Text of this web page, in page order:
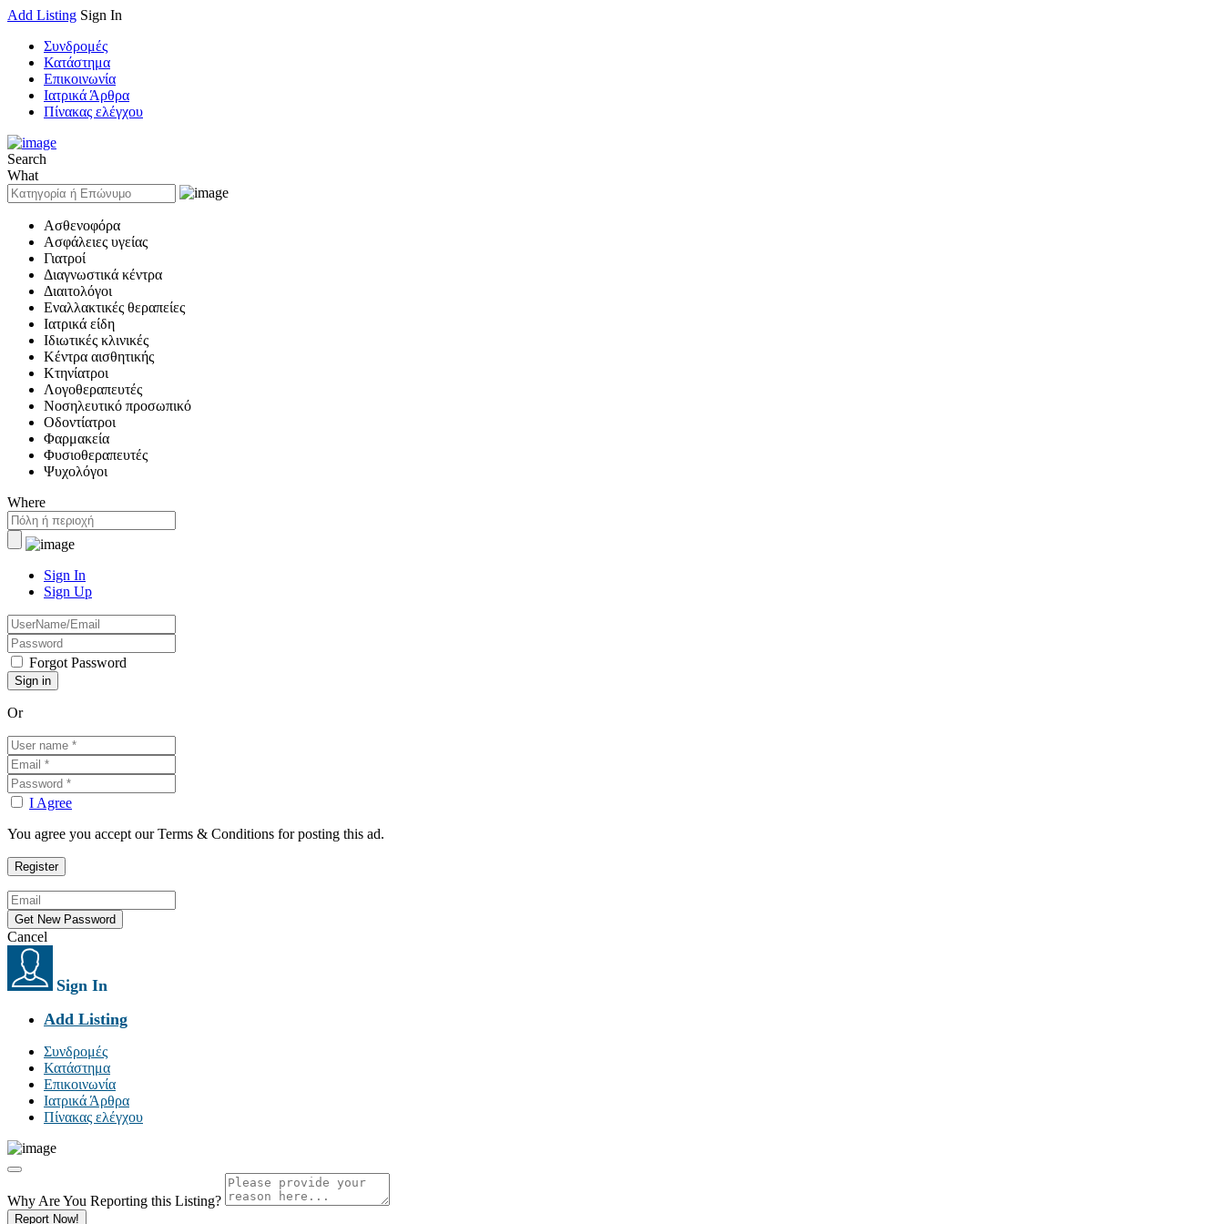
Add Listing Sign In
Συνδρομές
Κατάστημα
Επικοινωνία
Ιατρικά Άρθρα
Πίνακας ελέγχου
Search
What
Ασθενοφόρα
Ασφάλειες υγείας
Γιατροί
Διαγνωστικά κέντρα
Διαιτολόγοι
Εναλλακτικές θεραπείες
Ιατρικά είδη
Ιδιωτικές κλινικές
Κέντρα αισθητικής
Κτηνίατροι
Λογοθεραπευτές
Νοσηλευτικό προσωπικό
Οδοντίατροι
Φαρμακεία
Φυσιοθεραπευτές
Ψυχολόγοι
Where
Sign In
Sign Up
Forgot Password
Or
I Agree
You agree you accept our Terms & Conditions for posting this ad.
Cancel
Sign In
Add Listing
Συνδρομές
Κατάστημα
Επικοινωνία
Ιατρικά Άρθρα
Πίνακας ελέγχου
Why Are You Reporting this Listing?
Report Now!